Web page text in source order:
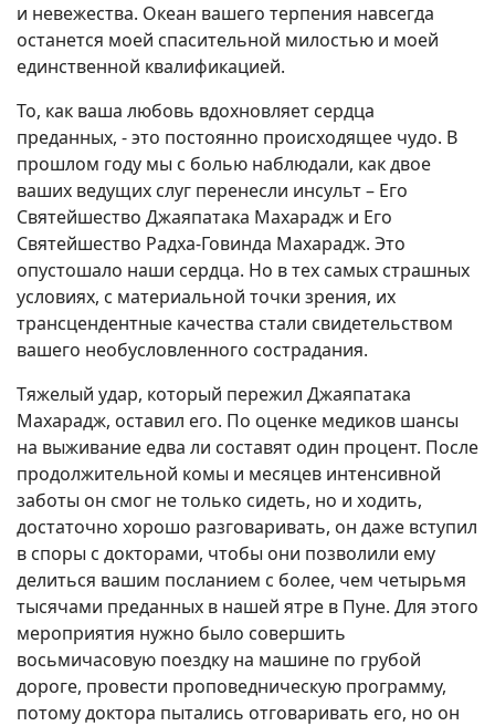
и невежества. Океан вашего терпения навсегда
останется моей спасительной милостью и моей
единственной квалификацией.
То, как ваша любовь вдохновляет сердца
преданных, - это постоянно происходящее чудо. В
прошлом году мы с болью наблюдали, как двое
ваших ведущих слуг перенесли инсульт – Его
Святейшество Джаяпатака Махарадж и Его
Святейшество Радха-Говинда Махарадж. Это
опустошало наши сердца. Но в тех самых страшных
условиях, с материальной точки зрения, их
трансцендентные качества стали свидетельством
вашего необусловленного сострадания.
Тяжелый удар, который пережил Джаяпатака
Махарадж, оставил его. По оценке медиков шансы
на выживание едва ли составят один процент. После
продолжительной комы и месяцев интенсивной
заботы он смог не только сидеть, но и ходить,
достаточно хорошо разговаривать, он даже вступил
в споры с докторами, чтобы они позволили ему
делиться вашим посланием с более, чем четырьмя
тысячами преданных в нашей ятре в Пуне. Для этого
мероприятия нужно было совершить
восьмичасовую поездку на машине по грубой
дороге, провести проповедническую программу,
потому доктора пытались отговаривать его, но он